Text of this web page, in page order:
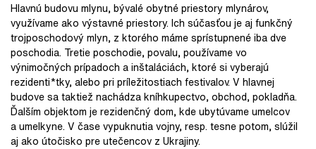
Hlavnú budovu mlynu, bývalé obytné priestory mlynárov,
využívame ako výstavné priestory. Ich súčasťou je aj funkčný
trojposchodový mlyn, z ktorého máme sprístupnené iba dve
poschodia. Tretie poschodie, povalu, používame vo
výnimočných prípadoch a inštaláciách, ktoré si vyberajú
rezidenti*tky, alebo pri príležitostiach festivalov. V hlavnej
budove sa taktiež nachádza kníhkupectvo, obchod, pokladňa.
Ďalším objektom je rezidenčný dom, kde ubytúvame umelcov
a umelkyne. V čase vypuknutia vojny, resp. tesne potom, slúžil
aj ako útočisko pre utečencov z Ukrajiny.